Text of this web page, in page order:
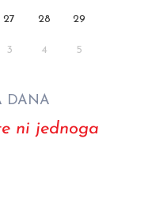
27 28 29
3 4 5
DANA
ni jednoga